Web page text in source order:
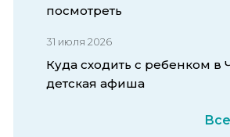
посмотреть
31 июля 2026
Куда сходить с ребенком в
детская афиша